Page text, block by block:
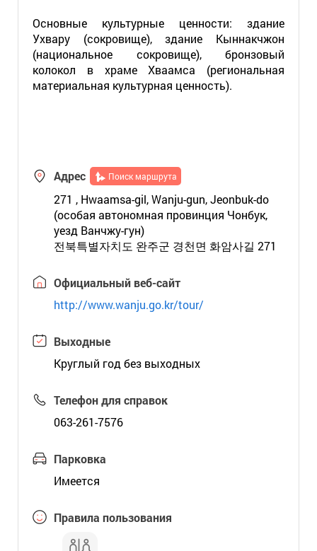
Основные культурные ценности: здание
Ухвару (сокровище), здание Кыннакчжон
(национальное сокровище), бронзовый
колокол в храме Хваамса (региональная
материальная культурная ценность).
Адрес Поиск маршрута
271 , Hwaamsa-gil, Wanju-gun, Jeonbuk-do
(особая автономная провинция Чонбук,
уезд Ванчжу-гун)
전북특별자치도 완주군 경천면 화암사길 271
Официальный веб-сайт
http://www.wanju.go.kr/tour/
Выходные
Круглый год без выходных
Телефон для справок
063-261-7576
Парковка
Имеется
Правила пользования